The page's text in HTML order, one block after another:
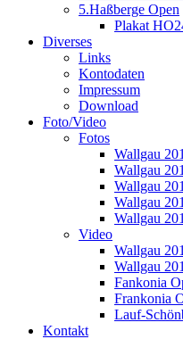
5.Haßberge Open
Plakat
Diverses
Links
Kontodaten
Impressum
Download
Foto/Video
Fotos
Wallgau
Wallgau
Wallgau
Wallgau
Wallgau
Video
Wallgau
Wallgau
Fankonia
Frankonia
Lauf-
Kontakt